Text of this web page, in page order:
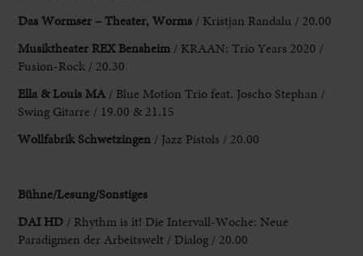
Das Wormser – Theater, Worms / Kristjan Randalu / 20.00
Musiktheater REX Bensheim / KRAAN: Trio Years 2020 /
Fusion-Rock / 20.30
Ella & Louis MA / Blue Motion Trio feat. Joscho Stephan /
Swing Gitarre / 19.00 & 21.15
Wollfabrik Schwetzingen / Jazz Pistols / 20.00
Bühne/Lesung/Sonstiges
DAI HD / Rhythm is it! Die Intervall-Woche: Neue
Paradigmen der Arbeitswelt / Dialog / 20.00